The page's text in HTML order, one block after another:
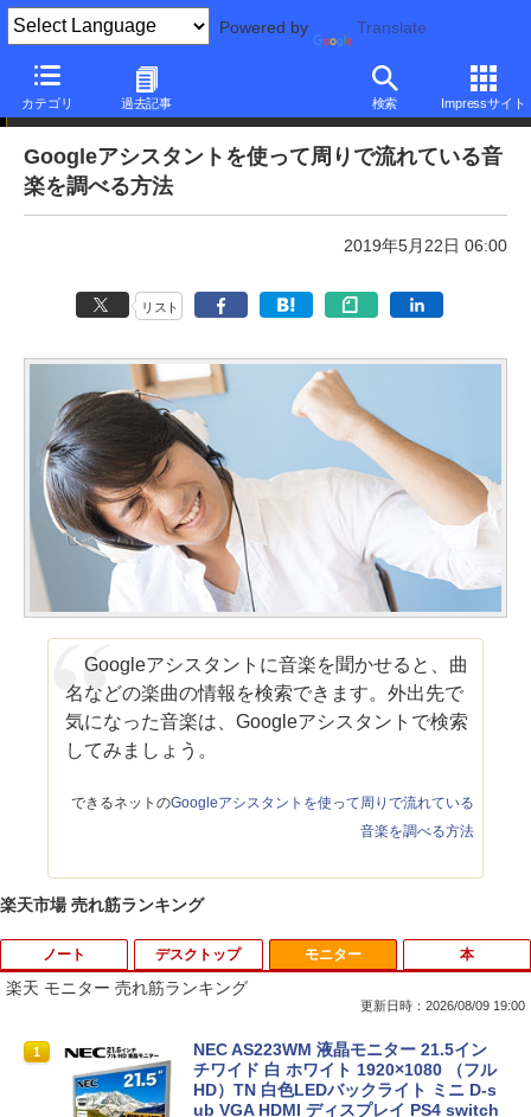
Powered by Translate
カテゴリ 過去記事 検索 Impressサイト
本日のできるネット
Googleアシスタントを使って周りで流れている音
楽を調べる方法
2019年5月22日 06:00
リスト
Googleアシスタントに音楽を聞かせると、曲
名などの楽曲の情報を検索できます。外出先で
気になった音楽は、Googleアシスタントで検索
してみましょう。
できるネットのGoogleアシスタントを使って周りで流れている
音楽を調べる方法
楽天市場 売れ筋ランキング
ノート
1
【ノートPC用】【あんしん3ヶ月に延長
保証】通常付属している30日の保証期間
が3ヶ月に延長されます。【単品購入・併
用不可※レビューキャンペーンは除く /
デスクトップ
1
中古パソコン | NEC | Mate MKM28L-3 |
Windows11 | デスクトップ | 一年保証 |
第8世代 | Core i5 8400 2.8(〜最大4.0)G
Hz | MEM:8GB | SSD:256GB | DVDマル
モニター
楽天 モニター 売れ筋ランキング
更新日時：2026/08/09 19:00
1
NEC AS223WM 液晶モニター 21.5イン
チワイド 白 ホワイト 1920×1080 （フル
HD）TN 白色LEDバックライト ミニ D-s
ub VGA HDMI ディスプレイ PS4 switch
本